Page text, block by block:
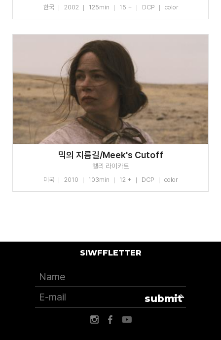
한국 2002 125min 15 + DCP color
믹의 지름길/Meek's Cutoff
켈리 라이카트
미국 2010 103min 12 + DCP color
SIWFFLETTER
submit